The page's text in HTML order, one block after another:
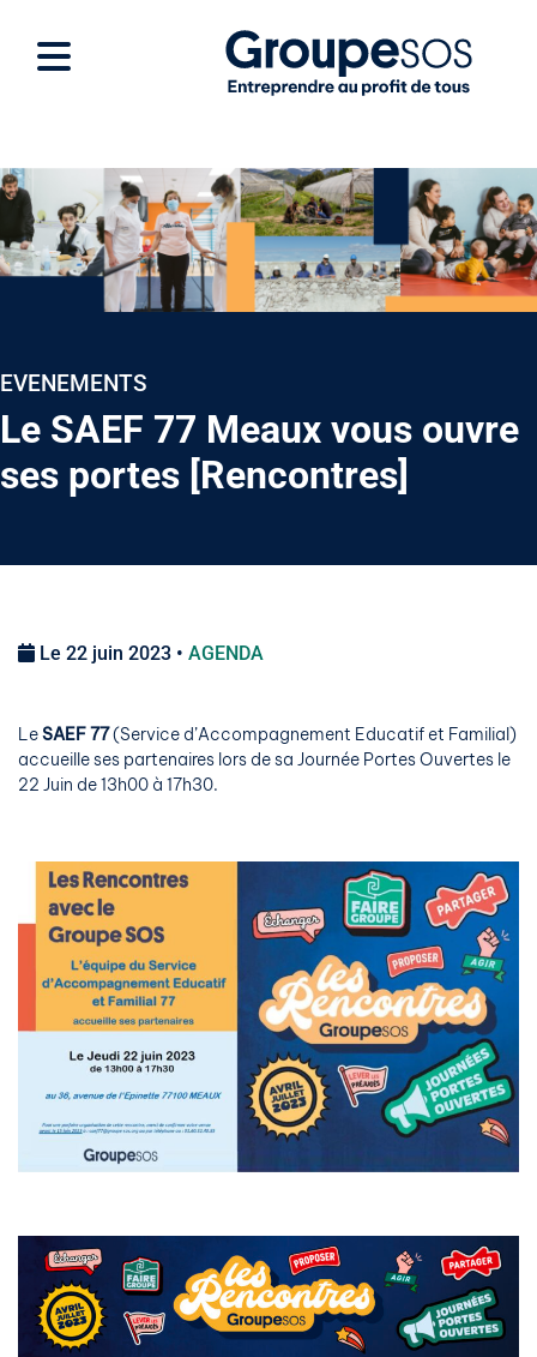
EVENEMENTS
Le SAEF 77 Meaux vous ouvre
ses portes [Rencontres]
Le 22 juin 2023 • AGENDA
LeSAEF 77(Service d’Accompagnement Educatif et Familial)
accueille ses partenaires lors de sa Journée Portes Ouvertes le
22 Juin de 13h00 à 17h30.